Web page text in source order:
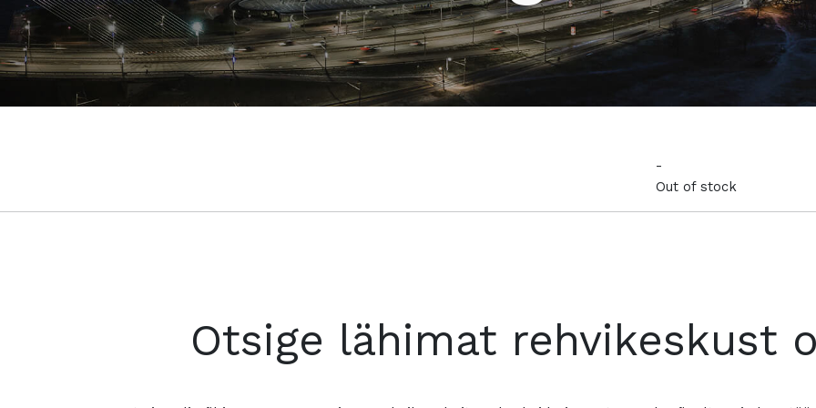
-
Out of stock
Otsige lähimat rehvikeskust